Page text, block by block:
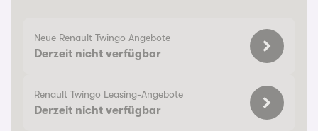
Neue Renault Twingo Angebote
Derzeit nicht verfügbar
Renault Twingo Leasing-Angebote
Derzeit nicht verfügbar